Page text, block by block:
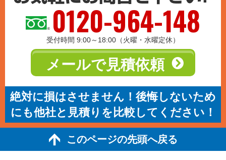
0120-964-148
受付時間 9:00～18:00（火曜・水曜定休）
メールで見積依頼
絶対に損はさせません！後悔しないため
にも他社と見積りを比較してください！
このページの先頭へ戻る